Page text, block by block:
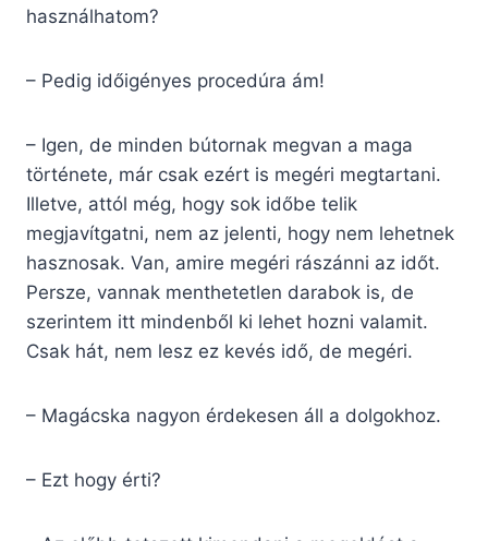
használhatom?
– Pedig időigényes procedúra ám!
– Igen, de minden bútornak megvan a maga
története, már csak ezért is megéri megtartani.
Illetve, attól még, hogy sok időbe telik
megjavítgatni, nem az jelenti, hogy nem lehetnek
hasznosak. Van, amire megéri rászánni az időt.
Persze, vannak menthetetlen darabok is, de
szerintem itt mindenből ki lehet hozni valamit.
Csak hát, nem lesz ez kevés idő, de megéri.
– Magácska nagyon érdekesen áll a dolgokhoz.
– Ezt hogy érti?